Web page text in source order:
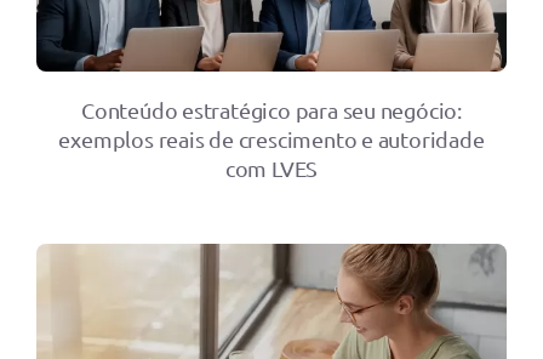
Conteúdo estratégico para seu negócio:
exemplos reais de crescimento e autoridade
com LVES